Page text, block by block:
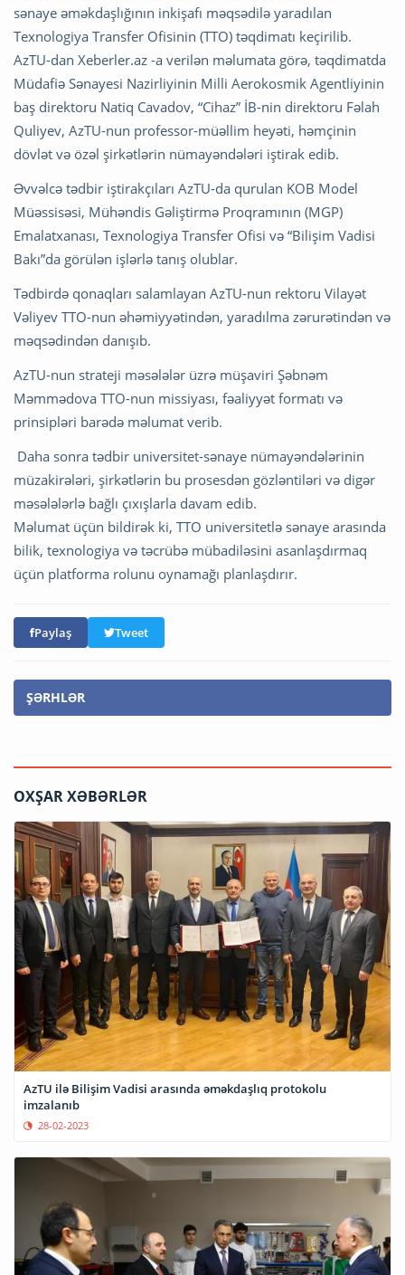
sənaye əməkdaşlığının inkişafı məqsədilə yaradılan
Texnologiya Transfer Ofisinin (TTO) təqdimatı keçirilib.
AzTU-dan Xeberler.az -a verilən məlumata görə, təqdimatda
Müdafiə Sənayesi Nazirliyinin Milli Aerokosmik Agentliyinin
baş direktoru Natiq Cavadov, “Cihaz” İB-nin direktoru Fəlah
Quliyev, AzTU-nun professor-müəllim heyəti, həmçinin
dövlət və özəl şirkətlərin nümayəndələri iştirak edib.
Əvvəlcə tədbir iştirakçıları AzTU-da qurulan KOB Model
Müəssisəsi, Mühəndis Gəliştirmə Proqramının (MGP)
Emalatxanası, Texnologiya Transfer Ofisi və “Bilişim Vadisi
Bakı”da görülən işlərlə tanış olublar.
Tədbirdə qonaqları salamlayan AzTU-nun rektoru Vilayət
Vəliyev TTO-nun əhəmiyyətindən, yaradılma zərurətindən və
məqsədindən danışıb.
AzTU-nun strateji məsələlər üzrə müşaviri Şəbnəm
Məmmədova TTO-nun missiyası, fəaliyyət formatı və
prinsipləri barədə məlumat verib.
Daha sonra tədbir universitet-sənaye nümayəndələrinin
müzakirələri, şirkətlərin bu prosesdən gözləntiləri və digər
məsələlərlə bağlı çıxışlarla davam edib.
Məlumat üçün bildirək ki, TTO universitetlə sənaye arasında
bilik, texnologiya və təcrübə mübadiləsini asanlaşdırmaq
üçün platforma rolunu oynamağı planlaşdırır.
Paylaş Tweet
ŞƏRHLƏR
OXŞAR XƏBƏRLƏR
AzTU ilə Bilişim Vadisi arasında əməkdaşlıq protokolu
imzalanıb
28-02-2023